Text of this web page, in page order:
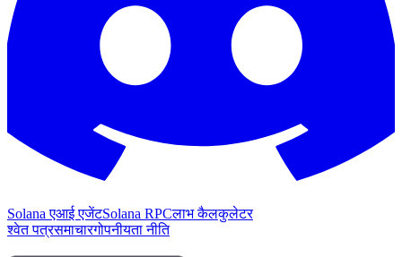
Solana एआई एजेंटSolana RPCलाभ कैलकुलेटर
श्वेत पत्रसमाचारगोपनीयता नीति